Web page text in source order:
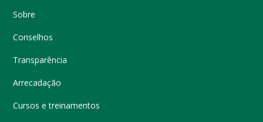
Sobre
Conselhos
Transparência
Arrecadação
Cursos e treinamentos